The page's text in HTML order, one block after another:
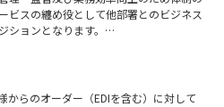
）
ビスの纏め役として他部署とのビジネス
ョンとなります。
ーダーの入力出荷対応（EDIを含む）、
・出荷対応、C.御取引先様との各種ドキ
なっており、社内のセールス・サプライ
がら、Operational Excellenceの確立をめ
からのオーダー（EDIを含む）に対して